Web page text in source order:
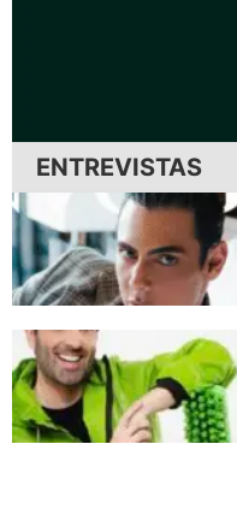
ENTREVISTAS